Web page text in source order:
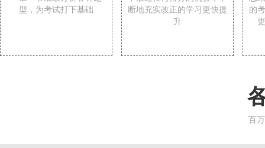
型，为考试打下基础
断地充实改正的学习更快提
升
的
百